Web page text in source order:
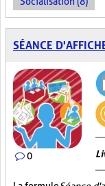
SÉANCE
0